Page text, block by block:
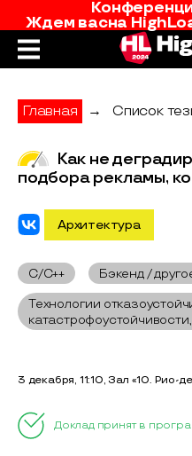
Ждем васна
Главная → Список
Как не
подбора рекламы,
Архитектура
C/C++
Бэкенд /
Технологии
3 декабря, 11:10, Зал «10. Рио-
Доклад принят в